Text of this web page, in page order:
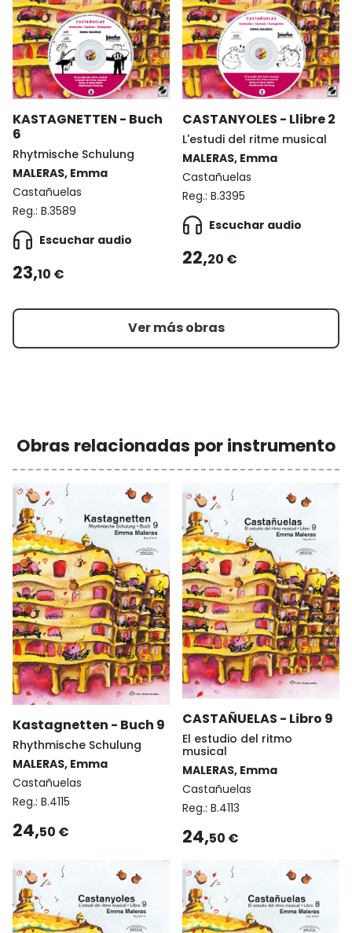
KASTAGNETTEN - Buch
6
Rhytmische Schulung
MALERAS, Emma
Castañuelas
Reg.: B.3589
Escuchar audio
23,10 €
CASTANYOLES - Llibre 2
L'estudi del ritme musical
MALERAS, Emma
Castañuelas
Reg.: B.3395
Escuchar audio
22,20 €
Ver más obras
Obras relacionadas por instrumento
Kastagnetten - Buch 9
Rhythmische Schulung
MALERAS, Emma
Castañuelas
Reg.: B.4115
24,50 €
CASTAÑUELAS - Libro 9
El estudio del ritmo
musical
MALERAS, Emma
Castañuelas
Reg.: B.4113
24,50 €